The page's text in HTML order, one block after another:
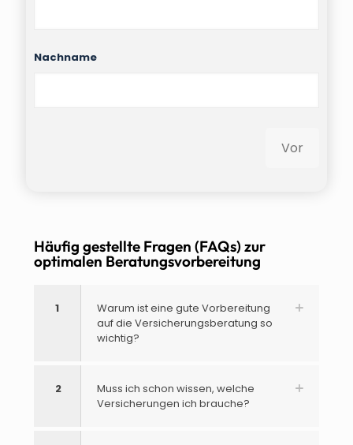
Nachname
Häufig gestellte Fragen (FAQs) zur
optimalen Beratungsvorbereitung
1
Warum ist eine gute Vorbereitung
auf die Versicherungsberatung so
wichtig?
2
Muss ich schon wissen, welche
Versicherungen ich brauche?